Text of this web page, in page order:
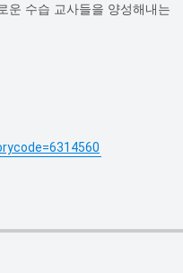
운 수습 교사들을 양성해내는